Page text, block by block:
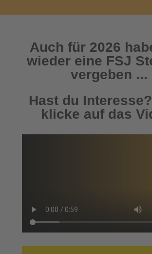
Auch für 2026
wieder eine FSJ
vergeben ...
Hast du
klicke auf das